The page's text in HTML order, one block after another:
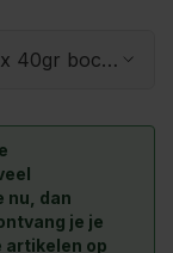
nu, dan
je je
artikelen op